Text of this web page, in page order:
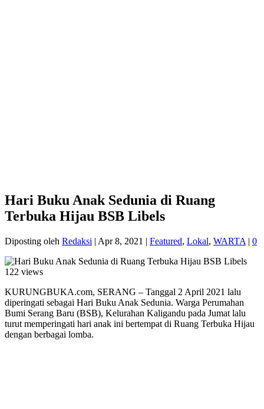
Hari Buku Anak Sedunia di Ruang
Terbuka Hijau BSB Libels
Diposting oleh Redaksi | Apr 8, 2021 | Featured, Lokal, WARTA | 0
122 views
KURUNGBUKA.com, SERANG – Tanggal 2 April 2021 lalu
diperingati sebagai Hari Buku Anak Sedunia. Warga Perumahan
Bumi Serang Baru (BSB), Kelurahan Kaligandu pada Jumat lalu
turut memperingati hari anak ini bertempat di Ruang Terbuka Hijau
dengan berbagai lomba.